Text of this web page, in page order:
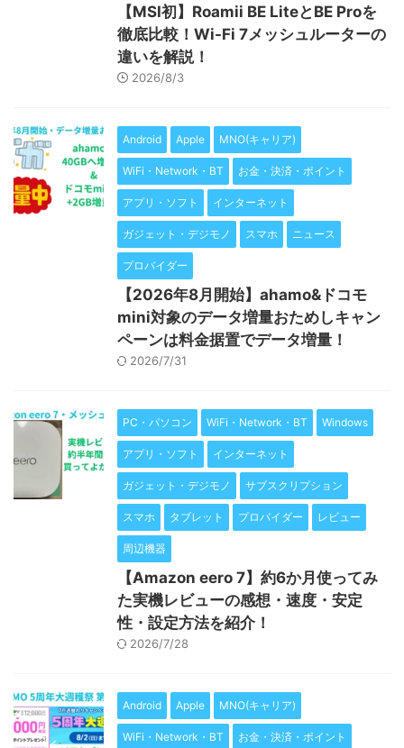
【MSI初】Roamii BE LiteとBE Proを
徹底比較！Wi-Fi 7メッシュルーターの
違いを解説！
2026/8/3
Android Apple MNO(キャリア)
WiFi・Network・BT お金・決済・ポイント
アプリ・ソフト インターネット
ガジェット・デジモノ スマホ ニュース
プロバイダー
【2026年8月開始】ahamo&ドコモ
mini対象のデータ増量おためしキャン
ペーンは料金据置でデータ増量！
2026/7/31
PC・パソコン WiFi・Network・BT Windows
アプリ・ソフト インターネット
ガジェット・デジモノ サブスクリプション
スマホ タブレット プロバイダー レビュー
周辺機器
【Amazon eero 7】約6か月使ってみ
た実機レビューの感想・速度・安定
性・設定方法を紹介！
2026/7/28
Android Apple MNO(キャリア)
WiFi・Network・BT お金・決済・ポイント